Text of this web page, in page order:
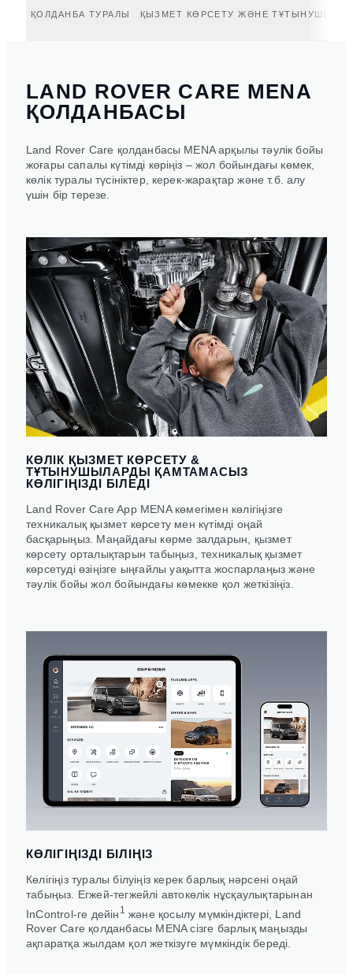
ҚОЛДАНБА ТУРАЛЫ ҚЫЗМЕТ КӨРСЕТУ ЖӘНЕ
LAND ROVER CARE MENA
ҚОЛДАНБАСЫ
Land Rover Care қолданбасы MENA арқылы тәулік бойы
жоғары сапалы күтімді көріңіз – жол бойындағы көмек,
көлік туралы түсініктер, керек-жарақтар және т.б. алу
үшін бір терезе.
КӨЛІК ҚЫЗМЕТ КӨРСЕТУ &
ТҰТЫНУШЫЛАРДЫ ҚАМТАМАСЫЗ
КӨЛІГІҢІЗДІ БІЛЕДІ
Land Rover Care App MENA көмегімен көлігіңізге
техникалық қызмет көрсету мен күтімді оңай
басқарыңыз. Маңайдағы көрме залдарын, қызмет
көрсету орталықтарын табыңыз, техникалық қызмет
көрсетуді өзіңізге ыңғайлы уақытта жоспарлаңыз және
тәулік бойы жол бойындағы көмекке қол жеткізіңіз.
КӨЛІГІҢІЗДІ БІЛІҢІЗ
Көлігіңіз туралы білуіңіз керек барлық нәрсені оңай
табыңыз. Егжей-тегжейлі автокөлік нұсқаулықтарынан
InControl-ге дейін 1 және қосылу мүмкіндіктері, Land
Rover Care қолданбасы MENA сізге барлық маңызды
ақпаратқа жылдам қол жеткізуге мүмкіндік береді.